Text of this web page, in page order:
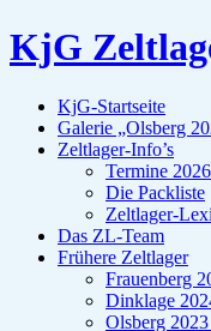
KjG
KjG-Startseite
Galerie „Olsberg
Zeltlager-Info’s
Termine 2026
Die Packliste
Zeltlager-
Das ZL-Team
Frühere Zeltlager
Frauenberg
Dinklage
Olsberg